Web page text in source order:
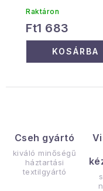
Cseh gyártó
kiváló minőségű
háztartási
textilgyártó
Raktáron
Ft1 683
KOSÁRBA